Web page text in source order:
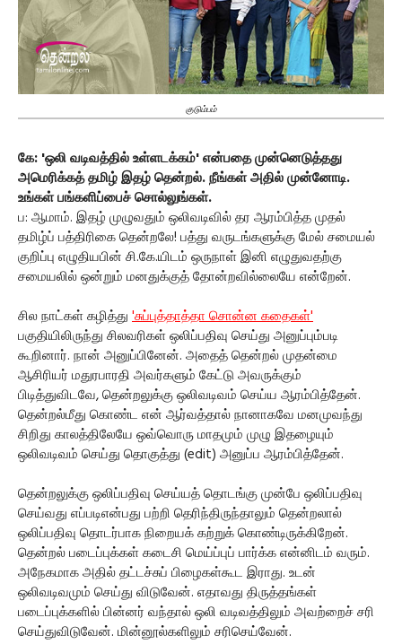
குடும்பம்
கே: 'ஒலி வடிவத்தில் உள்ளடக்கம்' என்பதை முன்னெடுத்தது
அமெரிக்கத் தமிழ் இதழ் தென்றல். நீங்கள் அதில் முன்னோடி.
உங்கள் பங்களிப்பைச் சொல்லுங்கள்.
ப: ஆமாம். இதழ் முழுவதும் ஒலிவடிவில் தர ஆரம்பித்த முதல்
தமிழ்ப் பத்திரிகை தென்றலே! பத்து வருடங்களுக்கு மேல் சமையல்
குறிப்பு எழுதியபின் சி.கே.யிடம் ஒருநாள் இனி எழுதுவதற்கு
சமையலில் ஒன்றும் மனதுக்குத் தோன்றவில்லையே என்றேன்.
சில நாட்கள் கழித்து 'சுப்புத்தாத்தா சொன்ன கதைகள்'
பகுதியிலிருந்து சிலவரிகள் ஒலிப்பதிவு செய்து அனுப்பும்படி
கூறினார். நான் அனுப்பினேன். அதைத் தென்றல் முதன்மை
ஆசிரியர் மதுரபாரதி அவர்களும் கேட்டு அவருக்கும்
பிடித்துவிடவே, தென்றலுக்கு ஒலிவடிவம் செய்ய ஆரம்பித்தேன்.
தென்றல்மீது கொண்ட என் ஆர்வத்தால் நானாகவே மனமுவந்து
சிறிது காலத்திலேயே ஒவ்வொரு மாதமும் முழு இதழையும்
ஒலிவடிவம் செய்து தொகுத்து (edit) அனுப்ப ஆரம்பித்தேன்.
தென்றலுக்கு ஒலிப்பதிவு செய்யத் தொடங்கு முன்பே ஒலிப்பதிவு
செய்வது எப்படிஎன்பது பற்றி தெரிந்திருந்தாலும் தென்றலால்
ஒலிப்பதிவு தொடர்பாக நிறையக் கற்றுக் கொண்டிருக்கிறேன்.
தென்றல் படைப்புக்கள் கடைசி மெய்ப்புப் பார்க்க என்னிடம் வரும்.
அநேகமாக அதில் தட்டச்சுப் பிழைகள்கூட இராது. உடன்
ஒலிவடிவமும் செய்து விடுவேன். எதாவது திருத்தங்கள்
படைப்புக்களில் பின்னர் வந்தால் ஒலி வடிவத்திலும் அவற்றைச் சரி
செய்துவிடுவேன். மின்னூல்களிலும் சரிசெய்வேன்.